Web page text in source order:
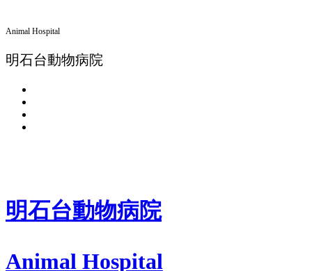
Animal Hospital
明石台動物病院
明石台動物病院
Animal Hospital